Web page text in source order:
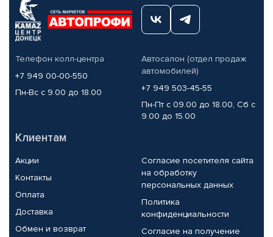
Телефон колл-центра
+7 949 00-00-550
Пн-Вс с 9.00 до 18.00
Автосалон (отдел продаж
автомобилей)
+7 949 503-45-55
Пн-Пт с 09.00 до 18.00, Сб с
9.00 до 15.00
Клиентам
Акции
Контакты
Оплата
Доставка
Обмен и возврат
Согласие посетителя сайта
на обработку
персональных данных
Политика
конфиденциальности
Согласие на получение